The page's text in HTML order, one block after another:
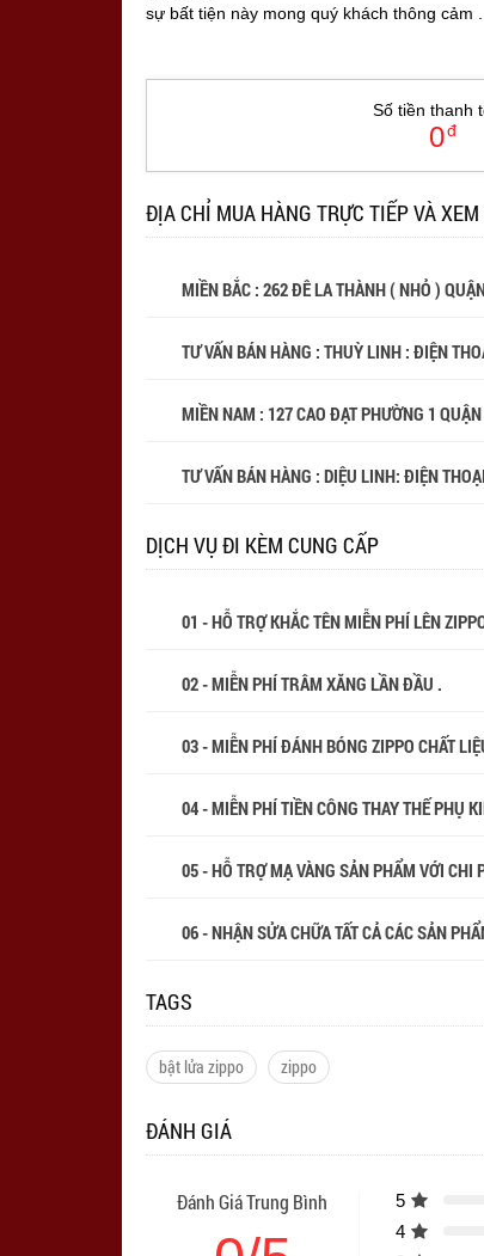
sự bất tiện này mong quý khách thông cảm .
Số tiền thanh
0đ
ĐỊA CHỈ MUA HÀNG TRỰC TIẾP VÀ
MIỀN BẮC : 262 ĐÊ LA THÀNH ( NHỎ )
TƯ VẤN BÁN HÀNG : THUỲ LINH : ĐIỆN
MIỀN NAM : 127 CAO ĐẠT PHƯỜNG 1
TƯ VẤN BÁN HÀNG : DIỆU LINH: ĐIỆN
DỊCH VỤ ĐI KÈM CUNG CẤP
01 - HỖ TRỢ KHẮC TÊN MIỄN PHÍ LÊN
02 - MIỄN PHÍ TRÂM XĂNG LẦN ĐẦU .
03 - MIỄN PHÍ ĐÁNH BÓNG ZIPPO CHẤT
04 - MIỄN PHÍ TIỀN CÔNG THAY THẾ PHỤ
05 - HỖ TRỢ MẠ VÀNG SẢN PHẨM VỚI
06 - NHẬN SỬA CHỮA TẤT CẢ CÁC SẢN
TAGS
bật lửa zippo zippo
ĐÁNH GIÁ
Đánh Giá Trung Bình 5
4